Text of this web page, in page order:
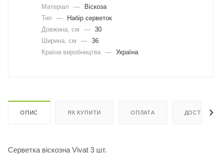
Матеріал
—
Віскоза
Тип
—
Набір серветок
Довжина, cм
— 30
Ширина, cм
— 36
Країна виробництва — Україна
ОПИС ЯК КУПИТИ ОПЛАТА ДОСТАВКА
Серветка віскозна Vivat 3 шт.